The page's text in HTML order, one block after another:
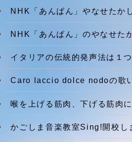
NHK「あんぱん」やなせたか
NHK「あんぱん」のやなせ
イタリアの伝統的発声法は１つ
Caro laccio dolce nodoの歌
喉を上げる筋肉、下げる筋肉
かごしま音楽教室Sing!開校し